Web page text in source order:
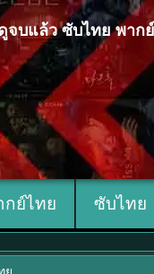
จบแล้ว ซับไทย พา
กย์ไทย ซับไทย